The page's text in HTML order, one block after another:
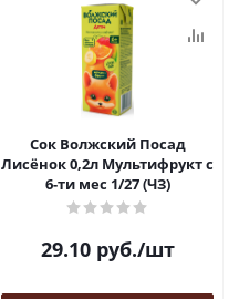
Сок Волжский Посад
Лисёнок 0,2л Мультифрукт с
6-ти мес 1/27 (ЧЗ)
29.10руб./шт